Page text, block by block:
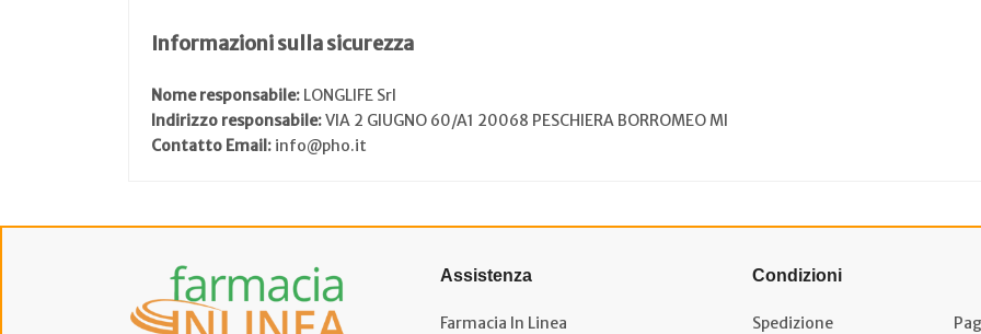
Informazioni sulla sicurezza
Nome responsabile: LONGLIFE Srl
Indirizzo responsabile:VIA 2 GIUGNO 60/A1 20068 PESCHIERA BORROMEO MI
Contatto Email: info@pho.it
Assistenza
Farmacia In Linea
Condizioni
Spedizione